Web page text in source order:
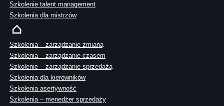
Szkolenie talent management
Szkolenia dla mistrzów
Szkolenia – zarządzanie zmianą
Szkolenia – zarządzanie czasem
Szkolenie – zarządzanie sprzedażą
Szkolenia dla kierowników
Szkolenia asertywność
Szkolenia – menedżer sprzedaży